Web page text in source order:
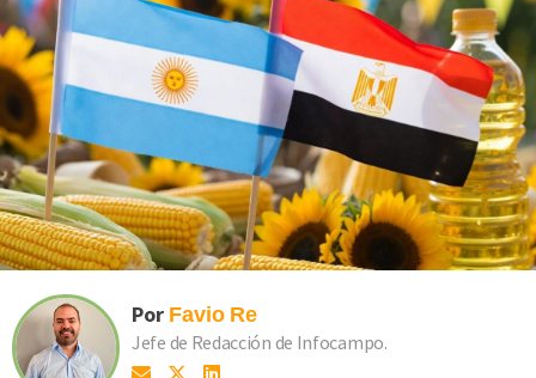
Por Favio Re
Jefe de Redacción de Infocampo.